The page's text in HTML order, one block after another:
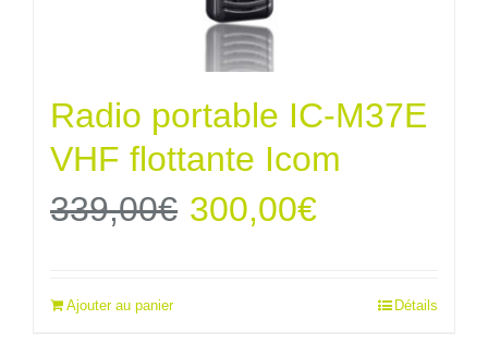
Radio portable IC-M37E
VHF flottante Icom
339,00€ Le
300,00€Le
actuel
Ajouter au panier Détails